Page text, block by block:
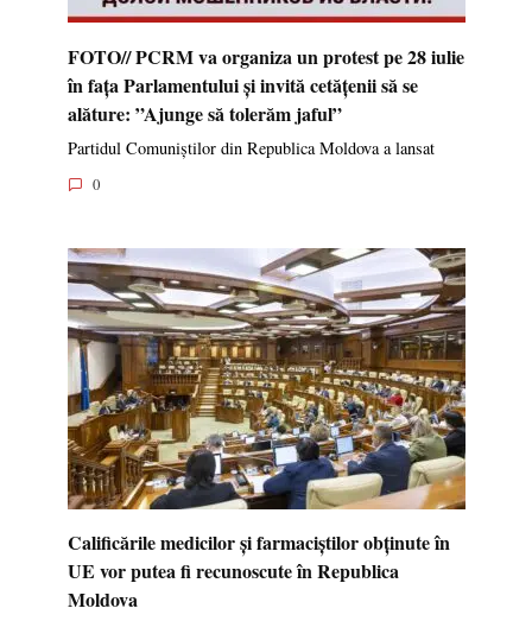
FOTO// PCRM va organiza un protest pe 28 iulie
în fața Parlamentului și invită cetățenii să se
alăture: ”Ajunge să tolerăm jaful”
Partidul Comuniștilor din Republica Moldova a lansat
0
Calificările medicilor și farmaciștilor obținute în
UE vor putea fi recunoscute în Republica
Moldova